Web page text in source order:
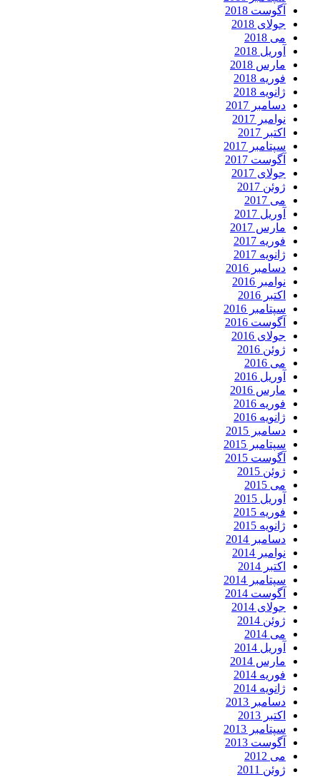
آگوست 2018
جولای 2018
می 2018
آوریل 2018
مارس 2018
فوریه 2018
ژانویه 2018
دسامبر 2017
نوامبر 2017
اکتبر 2017
سپتامبر 2017
آگوست 2017
جولای 2017
ژوئن 2017
می 2017
آوریل 2017
مارس 2017
فوریه 2017
ژانویه 2017
دسامبر 2016
نوامبر 2016
اکتبر 2016
سپتامبر 2016
آگوست 2016
جولای 2016
ژوئن 2016
می 2016
آوریل 2016
مارس 2016
فوریه 2016
ژانویه 2016
دسامبر 2015
سپتامبر 2015
آگوست 2015
ژوئن 2015
می 2015
آوریل 2015
فوریه 2015
ژانویه 2015
دسامبر 2014
نوامبر 2014
اکتبر 2014
سپتامبر 2014
آگوست 2014
جولای 2014
ژوئن 2014
می 2014
آوریل 2014
مارس 2014
فوریه 2014
ژانویه 2014
دسامبر 2013
اکتبر 2013
سپتامبر 2013
آگوست 2013
می 2012
ژوئن 2011